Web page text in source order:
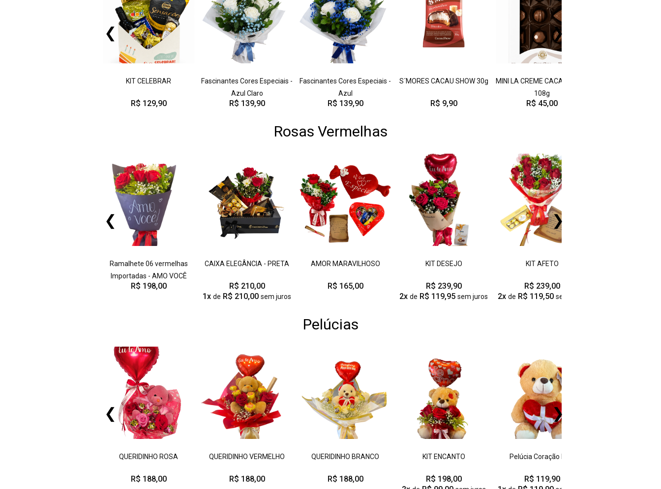
❮
KIT CELEBRAR
R$ 129,90
Fascinantes Cores Especiais -
Azul Claro
R$ 139,90
Fascinantes Cores Especiais -
Azul
R$ 139,90
S´MORES CACAU SHOW 30g
R$ 9,90
MINI LA CREME CACAU SHOW
108g
R$ 45,00
❯
Rosas Vermelhas
❮
Ramalhete 06 vermelhas
Importadas - AMO VOCÊ
R$ 198,00
CAIXA ELEGÂNCIA - PRETA
R$ 210,00
1x de R$ 210,00 sem juros
AMOR MARAVILHOSO
R$ 165,00
KIT DESEJO
R$ 239,90
2x de R$ 119,95 sem juros
KIT AFETO
R$ 239,00
2x de R$ 119,50 sem juros
❯
Pelúcias
❮
QUERIDINHO ROSA
R$ 188,00
QUERIDINHO VERMELHO
R$ 188,00
QUERIDINHO BRANCO
R$ 188,00
KIT ENCANTO
R$ 198,00
Pelúcia Coração Meu
R$ 119,90
❯